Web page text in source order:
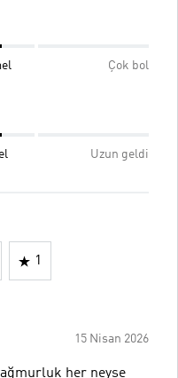
Çok bol
Uzun geldi
1
15 Nisan 2026
her neyse